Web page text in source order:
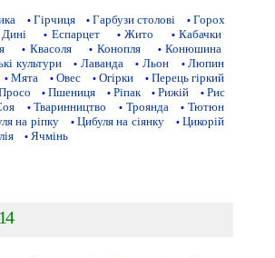
• Гірчиця • Гарбузи столові • Горох
Дині • Еспарцет • Жито • Кабачки
• Квасоля • Конопля • Конюшина
культури • Лаванда • Льон • Люпин
• Мята • Овес • Огірки • Перець гіркий
• Пшениця • Ріпак • Рижій • Рис
• Тваринництво • Троянда • Тютюн
на ріпку • Цибуля на сіянку • Цикорій
• Ячмінь